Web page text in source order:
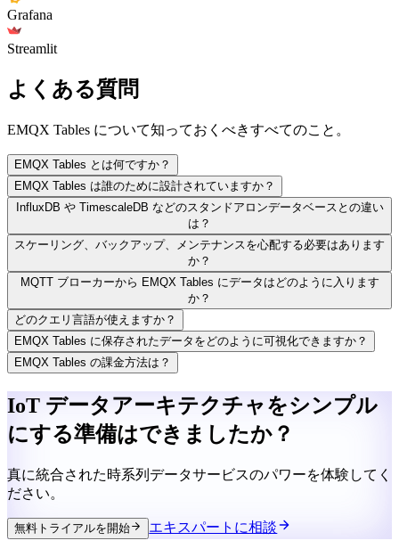
Grafana
Streamlit
よくある質問
EMQX Tables について知っておくべきすべてのこと。
EMQX Tables とは何ですか？
EMQX Tables は誰のために設計されていますか？
InfluxDB や TimescaleDB などのスタンドアロンデータベースとの違い
は？
スケーリング、バックアップ、メンテナンスを心配する必要はあります
か？
MQTT ブローカーから EMQX Tables にデータはどのように入ります
か？
どのクエリ言語が使えますか？
EMQX Tables に保存されたデータをどのように可視化できますか？
EMQX Tables の課金方法は？
IoT データアーキテクチャをシンプル
にする準備はできましたか？
真に統合された時系列データサービスのパワーを体験してく
ださい。
無料トライアルを開始 エキスパートに相談